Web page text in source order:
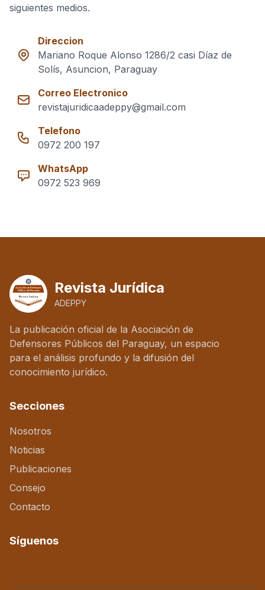
siguientes medios.
Direccion
Mariano Roque Alonso 1286/2 casi Díaz de
Solís, Asuncion, Paraguay
Correo Electronico
revistajuridicaadeppy@gmail.com
Telefono
0972 200 197
WhatsApp
0972 523 969
Revista Jurídica
ADEPPY
La publicación oficial de la Asociación de
Defensores Públicos del Paraguay, un espacio
para el análisis profundo y la difusión del
conocimiento jurídico.
Secciones
Nosotros
Noticias
Publicaciones
Consejo
Contacto
Síguenos